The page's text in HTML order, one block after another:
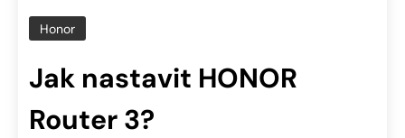
Honor
Jak nastavit HONOR
Router 3?